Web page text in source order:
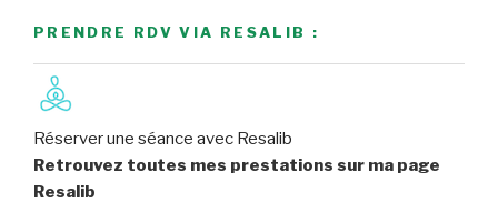
PRENDRE RDV VIA RESALIB :
Réserver une séance avec Resalib
Retrouvez toutes mes prestations sur ma page
Resalib